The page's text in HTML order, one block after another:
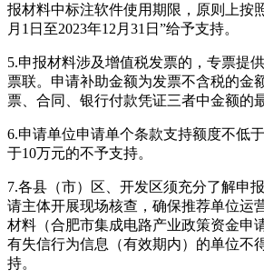
报材料中标注软件使用期限，原则上按
月1日至2023年12月31日”给予支持。
5.申报材料涉及增值税发票的，专票提
票联。申请补助金额为发票不含税的金
票、合同、银行付款凭证三者中金额的
6.申请单位申请单个条款支持额度不低
于10万元的不予支持。
7.各县（市）区、开发区须充分了解申
请主体开展现场核查，确保推荐单位运
材料（合肥市集成电路产业政策资金申
有失信行为信息（有效期内）的单位不
持。